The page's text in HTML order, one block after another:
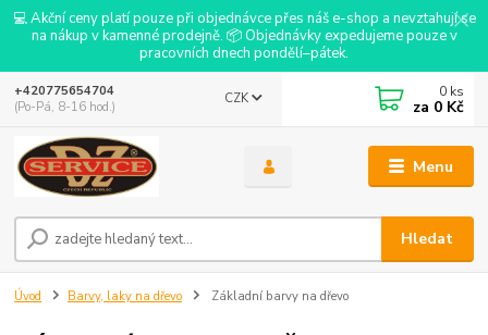
💻 Akční ceny platí pouze při objednávce přes náš e-shop a nevztahují se
na nákup v kamenné prodejně. 📦 Objednávky expedujeme pouze v
pracovních dnech pondělí–pátek.
Menu
CZK
Hledat
+420775654704
(Po-Pá, 8-16 hod.)
0 ks
za 0 Kč
Úvod Barvy, laky na dřevo Základní barvy na dřevo